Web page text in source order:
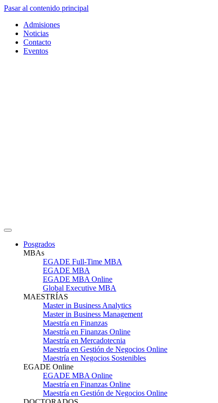
Pasar al contenido principal
Admisiones
Noticias
Contacto
Eventos
Posgrados
MBAs
EGADE Full-Time MBA
EGADE MBA
EGADE MBA Online
Global Executive MBA
MAESTRÍAS
Master in Business Analytics
Master in Business Management
Maestría en Finanzas
Maestría en Finanzas Online
Maestría en Mercadotecnia
Maestría en Gestión de Negocios Online
Maestría en Negocios Sostenibles
EGADE Online
EGADE MBA Online
Maestría en Finanzas Online
Maestría en Gestión de Negocios Online